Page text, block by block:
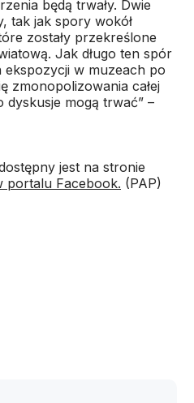
będą trwały. Dwie
tak jak spory wokół
zostały przekreślone
Jak długo ten spór
ekspozycji w muzeach po
zmonopolizowania całej
mogą trwać” –
jest na stronie
portalu Facebook. (PAP)